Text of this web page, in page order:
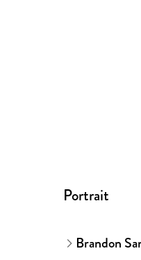
Portrait
Brandon